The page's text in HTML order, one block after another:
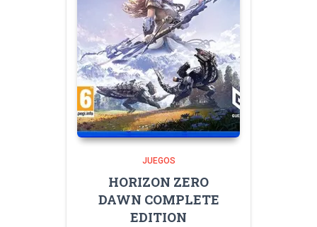
JUEGOS
HORIZON ZERO
DAWN COMPLETE
EDITION